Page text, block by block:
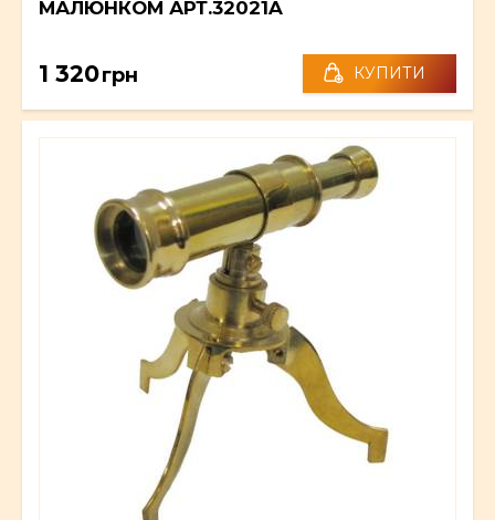
МАЛЮНКОМ АРТ.32021A
1 320грн КУПИТИ